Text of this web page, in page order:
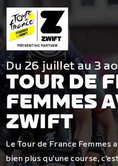
Du 26 juillet au 3
TOUR DE
FEMMES
ZWIFT
Le Tour de France Femmes
bien plus qu'une course,